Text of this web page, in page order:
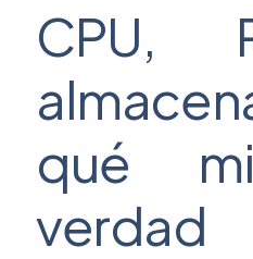
CPU,
qué
verdad